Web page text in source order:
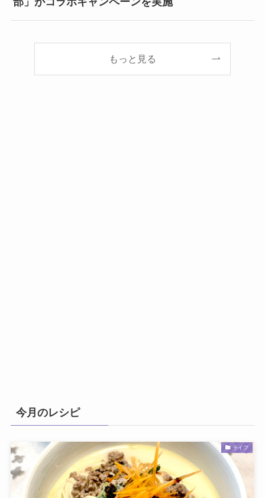
もっと見る
今月のレシピ
ライフ